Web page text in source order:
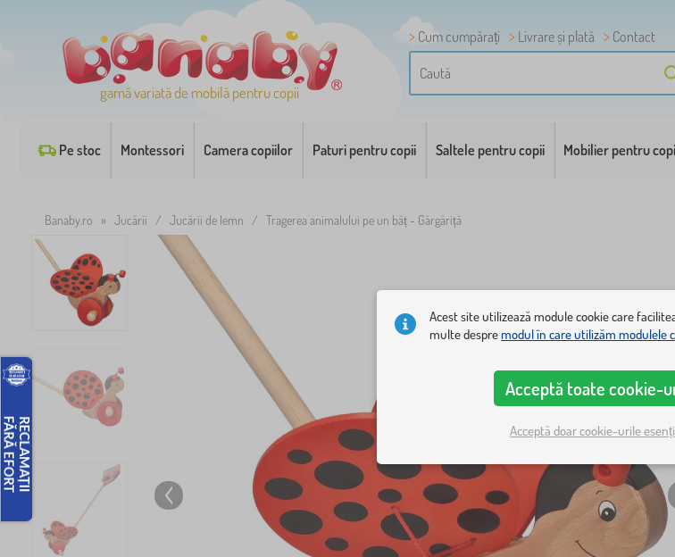
gamă variată de mobilă pentru copii
Cum cumpărați Livrare și plată
Contact
Pe stoc Montessori Camera copiilor Paturi pentru copii Saltele pentru copii Mobilier pentru
Banaby.ro » Jucării / Jucării de lemn / Tragerea animalului pe un băț - Gărgăriță
Acest site utilizează module cookie care
multe despremodul în care utilizăm modulele
Acceptă toate cookie-
Acceptă doar cookie-urile